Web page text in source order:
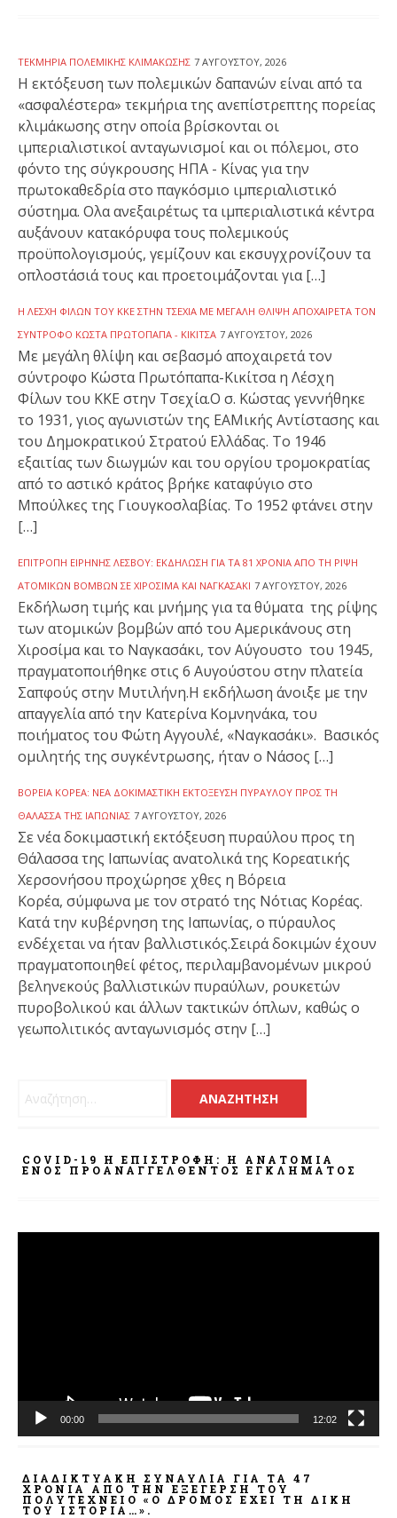
ΤΕΚΜΉΡΙΑ ΠΟΛΕΜΙΚΉΣ ΚΛΙΜΆΚΩΣΗΣ 7 ΑΥΓΟΎΣΤΟΥ, 2026
Η εκτόξευση των πολεμικών δαπανών είναι από τα
«ασφαλέστερα» τεκμήρια της ανεπίστρεπτης πορείας
κλιμάκωσης στην οποία βρίσκονται οι
ιμπεριαλιστικοί ανταγωνισμοί και οι πόλεμοι, στο
φόντο της σύγκρουσης ΗΠΑ - Κίνας για την
πρωτοκαθεδρία στο παγκόσμιο ιμπεριαλιστικό
σύστημα. Ολα ανεξαιρέτως τα ιμπεριαλιστικά κέντρα
αυξάνουν κατακόρυφα τους πολεμικούς
προϋπολογισμούς, γεμίζουν και εκσυγχρονίζουν τα
οπλοστάσιά τους και προετοιμάζονται για […]
Η ΛΈΣΧΗ ΦΊΛΩΝ ΤΟΥ ΚΚΕ ΣΤΗΝ ΤΣΕΧΊΑ ΜΕ ΜΕΓΆΛΗ ΘΛΊΨΗ ΑΠΟΧΑΙΡΕΤΆ ΤΟΝ
ΣΎΝΤΡΟΦΟ ΚΏΣΤΑ ΠΡΩΤΌΠΑΠΑ - ΚΙΚΊΤΣΑ 7 ΑΥΓΟΎΣΤΟΥ, 2026
Με μεγάλη θλίψη και σεβασμό αποχαιρετά τον
σύντροφο Κώστα Πρωτόπαπα-Κικίτσα η Λέσχη
Φίλων του ΚΚΕ στην Τσεχία.Ο σ. Κώστας γεννήθηκε
το 1931, γιος αγωνιστών της ΕΑΜικής Αντίστασης και
του Δημοκρατικού Στρατού Ελλάδας. Το 1946
εξαιτίας των διωγμών και του οργίου τρομοκρατίας
από το αστικό κράτος βρήκε καταφύγιο στο
Μπούλκες της Γιουγκοσλαβίας. Το 1952 φτάνει στην
[…]
ΕΠΙΤΡΟΠΉ ΕΙΡΉΝΗΣ ΛΈΣΒΟΥ: ΕΚΔΉΛΩΣΗ ΓΙΑ ΤΑ 81 ΧΡΌΝΙΑ ΑΠΌ ΤΗ ΡΊΨΗ
ΑΤΟΜΙΚΏΝ ΒΟΜΒΏΝ ΣΕ ΧΙΡΟΣΊΜΑ ΚΑΙ ΝΑΓΚΑΣΆΚΙ 7 ΑΥΓΟΎΣΤΟΥ, 2026
Εκδήλωση τιμής και μνήμης για τα θύματα της ρίψης
των ατομικών βομβών από του Αμερικάνους στη
Χιροσίμα και το Ναγκασάκι, τον Αύγουστο του 1945,
πραγματοποιήθηκε στις 6 Αυγούστου στην πλατεία
Σαπφούς στην Μυτιλήνη.Η εκδήλωση άνοιξε με την
απαγγελία από την Κατερίνα Κομνηνάκα, του
ποιήματος του Φώτη Αγγουλέ, «Ναγκασάκι». Βασικός
ομιλητής της συγκέντρωσης, ήταν ο Νάσος […]
ΒΌΡΕΙΑ ΚΟΡΈΑ: ΝΈΑ ΔΟΚΙΜΑΣΤΙΚΉ ΕΚΤΌΞΕΥΣΗ ΠΥΡΑΎΛΟΥ ΠΡΟΣ ΤΗ
ΘΆΛΑΣΣΑ ΤΗΣ ΙΑΠΩΝΊΑΣ 7 ΑΥΓΟΎΣΤΟΥ, 2026
Σε νέα δοκιμαστική εκτόξευση πυραύλου προς τη
Θάλασσα της Ιαπωνίας ανατολικά της Κορεατικής
Χερσονήσου προχώρησε χθες η Βόρεια
Κορέα, σύμφωνα με τον στρατό της Νότιας Κορέας.
Κατά την κυβέρνηση της Ιαπωνίας, ο πύραυλος
ενδέχεται να ήταν βαλλιστικός.Σειρά δοκιμών έχουν
πραγματοποιηθεί φέτος, περιλαμβανομένων μικρού
βεληνεκούς βαλλιστικών πυραύλων, ρουκετών
πυροβολικού και άλλων τακτικών όπλων, καθώς ο
γεωπολιτικός ανταγωνισμός στην […]
Αναζήτηση για:
COVID-19 Η ΕΠΙΣΤΡΟΦΗ: Η ΑΝΑΤΟΜΊΑ
ΕΝΌΣ ΠΡΟΑΝΑΓΓΕΛΘΈΝΤΟΣ ΕΓΚΛΉΜΑΤΟΣ
00:00 12:02
ΔΙΑΔΙΚΤΥΑΚΉ ΣΥΝΑΥΛΊΑ ΓΙΑ ΤΑ 47
ΧΡΌΝΙΑ ΑΠΌ ΤΗΝ ΕΞΈΓΕΡΣΗ ΤΟΥ
ΠΟΛΥΤΕΧΝΕΊΟ «Ο ΔΡΌΜΟΣ ΈΧΕΙ ΤΗ ΔΙΚΉ
ΤΟΥ ΙΣΤΟΡΊΑ…».